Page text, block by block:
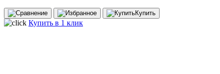
Купить
Купить в 1 клик